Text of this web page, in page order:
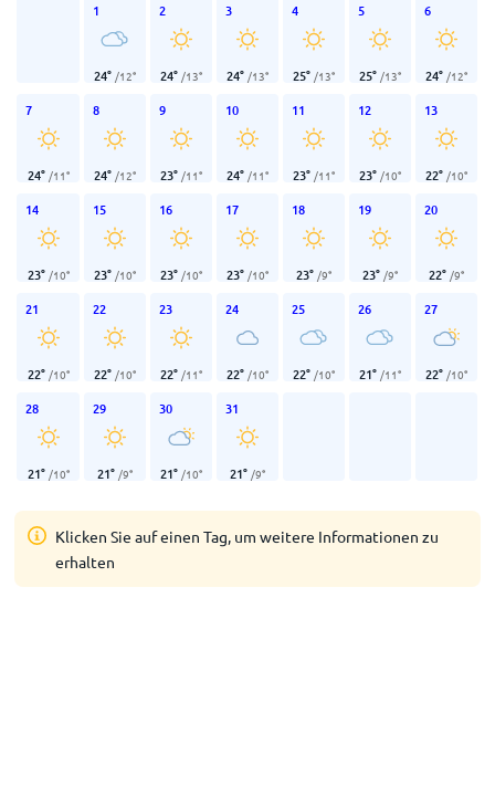
1
24° /12°
2
24° /13°
3
24° /13°
4
25° /13°
5
25° /13°
6
24° /12°
7
24° /11°
8
24° /12°
9
23° /11°
10
24° /11°
11
23° /11°
12
23° /10°
13
22° /10°
14
23° /10°
15
23° /10°
16
23° /10°
17
23° /10°
18
23° /9°
19
23° /9°
20
22° /9°
21
22° /10°
22
22° /10°
23
22° /11°
24
22° /10°
25
22° /10°
26
21° /11°
27
22° /10°
28
21° /10°
29
21° /9°
30
21° /10°
31
21° /9°
Klicken Sie auf einen Tag, um weitere Informationen zu
erhalten